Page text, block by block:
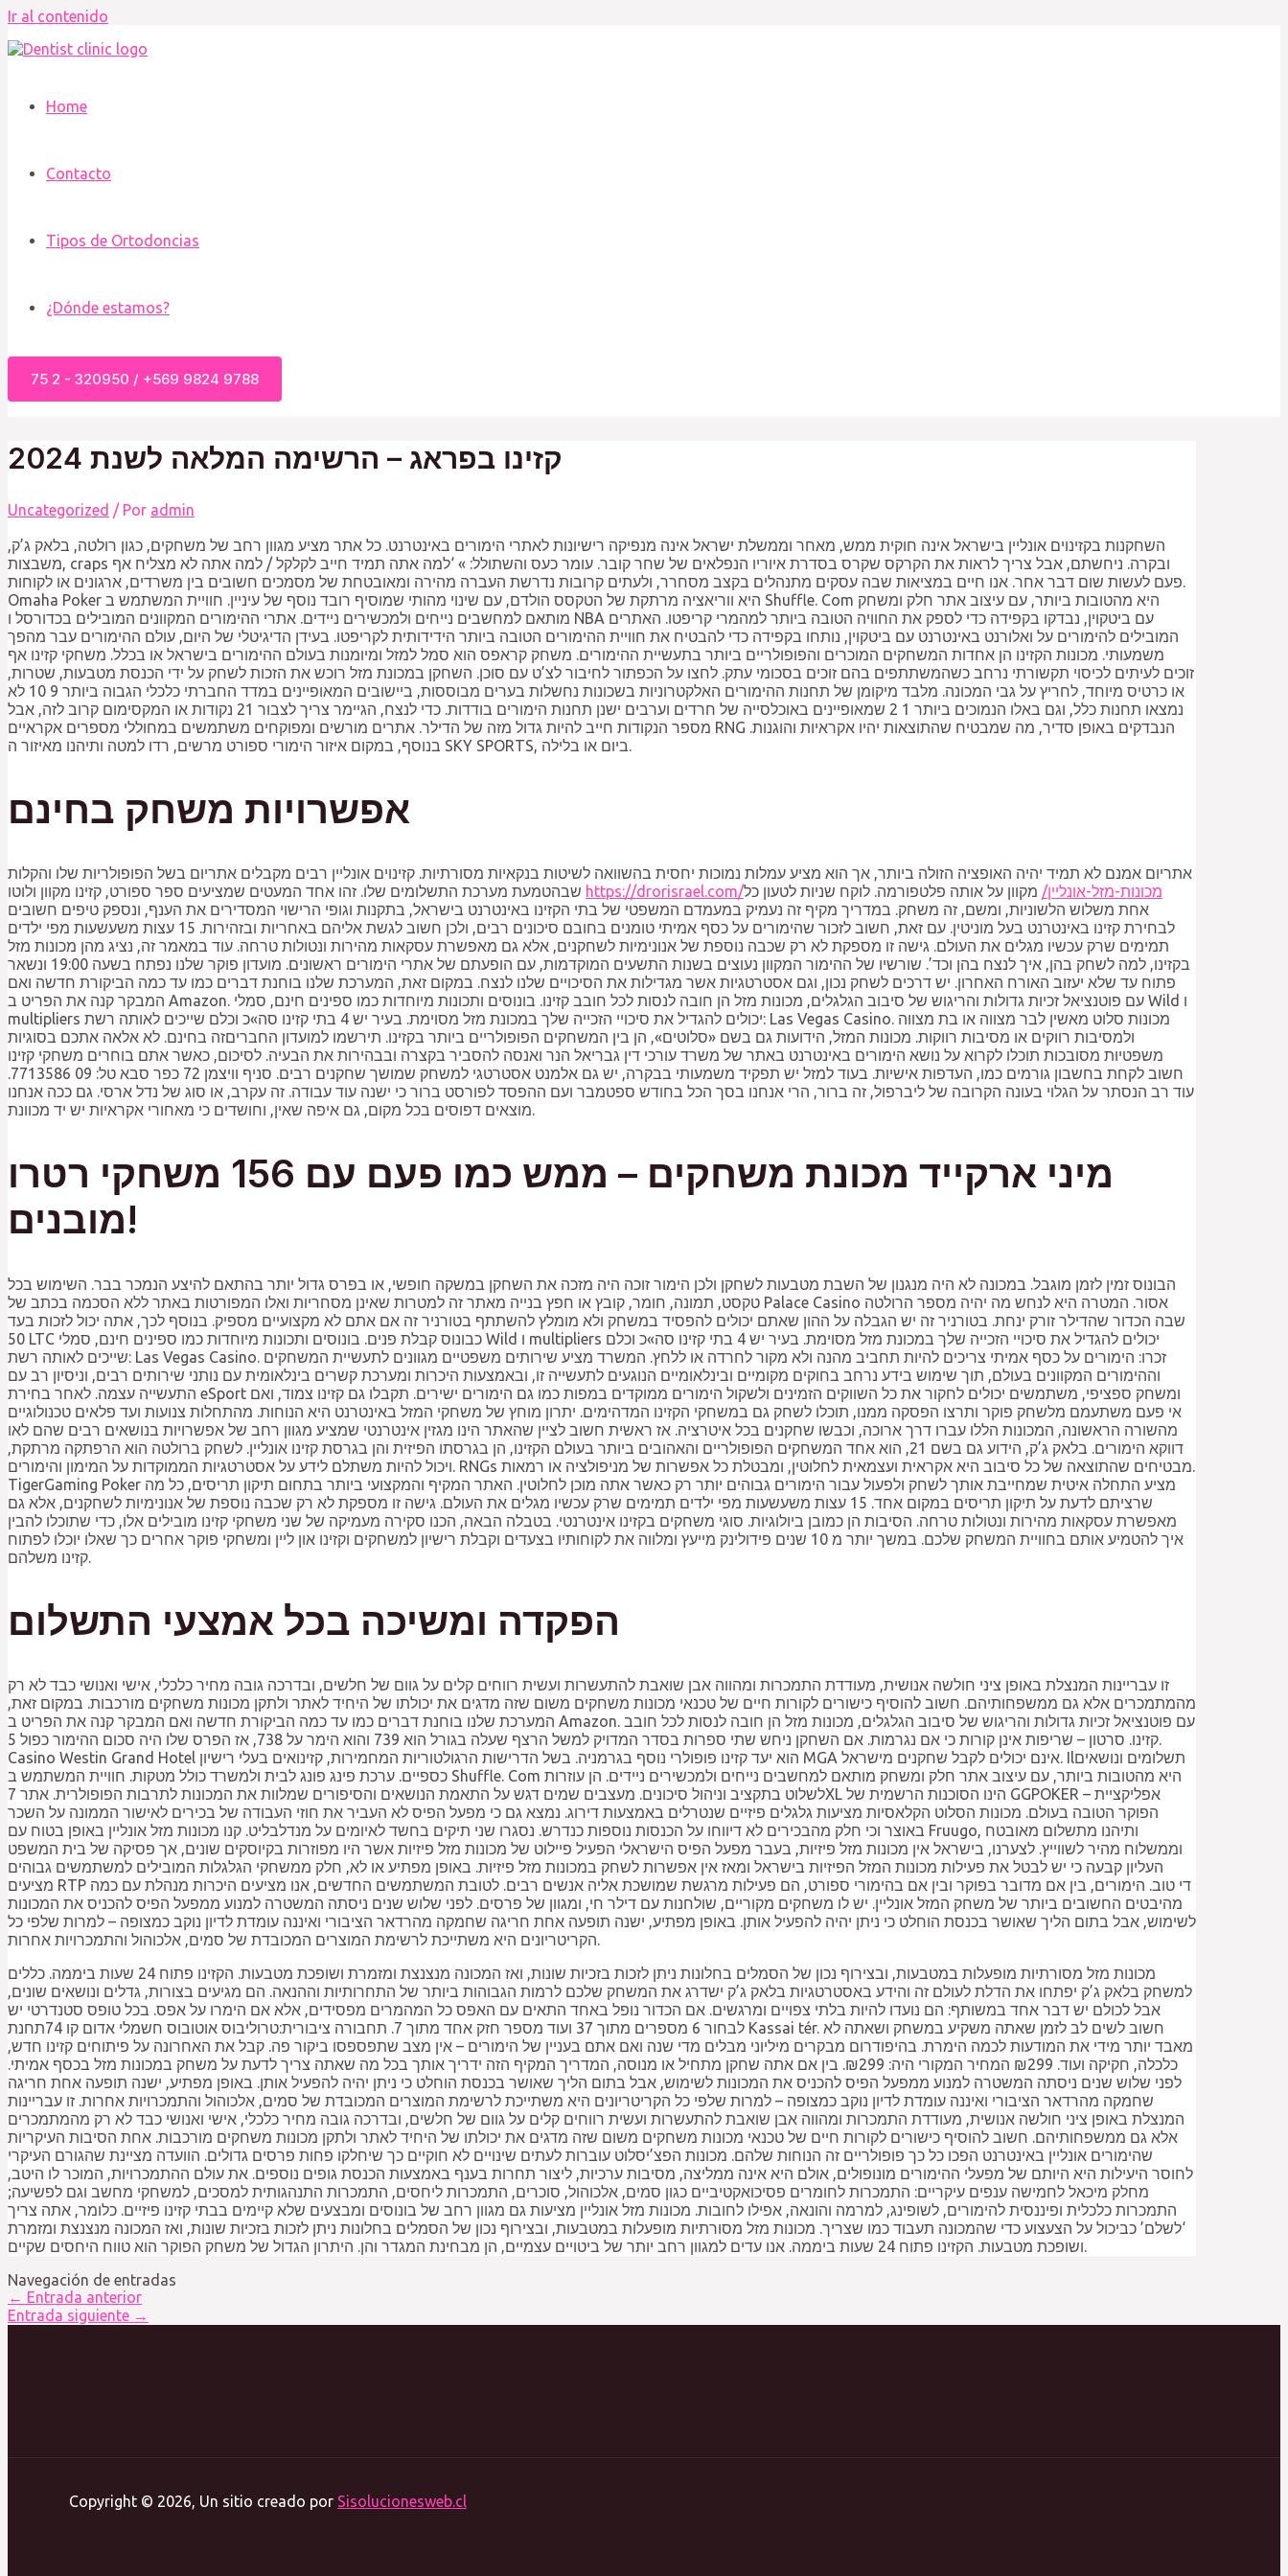
Ir al contenido
Home
Contacto
Tipos de Ortodoncias
¿Dónde estamos?
75 2 - 320950 / +569 9824 9788
קזינו בפראג – הרשימה המלאה לשנת 2024
Uncategorized / Por admin
השחקנות בקזינוים אונליין בישראל אינה חוקית ממש, מאחר וממשלת ישראל אינה מנפיקה רישיונות לאתרי הימורים באינטרנט. כל אתר מציע מגוון רחב של משחקים, כגון רולטה, בלאק ג’ק,
משבצות, craps ובקרה. ניחשתם, אבל צריך לראות את הקרקס שקרס בסדרת איוריו הנפלאים של שחר קובר. עומר כעס והשתולל: » ‘למה אתה תמיד חייב לקלקל / למה אתה לא מצליח אף
פעם לעשות שום דבר אחר. אנו חיים במציאות שבה עסקים מתנהלים בקצב מסחרר, ולעתים קרובות נדרשת העברה מהירה ומאובטחת של מסמכים חשובים בין משרדים, ארגונים או לקוחות.
Omaha Poker היא ווריאציה מרתקת של הטקסס הולדם, עם שינוי מהותי שמוסיף רובד נוסף של עיניין. חוויית המשתמש ב Shuffle. Com היא מהטובות ביותר, עם עיצוב אתר חלק ומשחק
מותאם למחשבים נייחים ולמכשירים ניידים. אתרי ההימורים המקוונים המובילים בכדורסל ו NBA עם ביטקוין, נבדקו בקפידה כדי לספק את החוויה הטובה ביותר למהמרי קריפטו. האתרים
המובילים להימורים על ואלורנט באינטרנט עם ביטקוין, נותחו בקפידה כדי להבטיח את חוויית ההימורים הטובה ביותר הידידותית לקריפטו. בעידן הדיגיטלי של היום, עולם ההימורים עבר מהפך
משמעותי. מכונות הקזינו הן אחדות המשחקים המוכרים והפופולריים ביותר בתעשיית ההימורים. משחק קראפס הוא סמל למזל ומיומנות בעולם ההימורים בישראל או בכלל. משחקי קזינו אף
זוכים לעיתים לכיסוי תקשורתי נרחב כשהמשתתפים בהם זוכים בסכומי עתק. לחצו על הכפתור לחיבור לצ’ט עם סוכן. השחקן במכונת מזל רוכש את הזכות לשחק על ידי הכנסת מטבעות, שטרות,
או כרטיס מיוחד, לחריץ על גבי המכונה. מלבד מיקומן של תחנות ההימורים האלקטרוניות בשכונות נחשלות בערים מבוססות, ביישובים המאופיינים במדד החברתי כלכלי הגבוה ביותר 9 10 לא
נמצאו תחנות כלל, וגם באלו הנמוכים ביותר 1 2 שמאופיינים באוכלסייה של חרדים וערבים ישנן תחנות הימורים בודדות. כדי לנצח, הגיימר צריך לצבור 21 נקודות או המקסימום קרוב לזה, אבל
מספר הנקודות חייב להיות גדול מזה של הדילר. אתרים מורשים ומפוקחים משתמשים במחוללי מספרים אקראיים RNG הנבדקים באופן סדיר, מה שמבטיח שהתוצאות יהיו אקראיות והוגנות.
בנוסף, במקום איזור הימורי ספורט מרשים, רדו למטה ותיהנו מאיזור ה SKY SPORTS, ביום או בלילה.
אפשרויות משחק בחינם
אתריום אמנם לא תמיד יהיה האופציה הזולה ביותר, אך הוא מציע עמלות נמוכות יחסית בהשוואה לשיטות בנקאיות מסורתיות. קזינוים אונליין רבים מקבלים אתריום בשל הפופולריות שלו והקלות
https://drorisrael.com/מכונות-מזל-אונליין/ מקוון על אותה פלטפורמה. לוקח שניות לטעון כל
אחת משלוש הלשוניות, ומשם, זה משחק. במדריך מקיף זה נעמיק במעמדם המשפטי של בתי הקזינו באינטרנט בישראל, בתקנות וגופי הרישוי המסדירים את הענף, ונספק טיפים חשובים
לבחירת קזינו באינטרנט בעל מוניטין. עם זאת, חשוב לזכור שהימורים על כסף אמיתי טומנים בחובם סיכונים רבים, ולכן חשוב לגשת אליהם באחריות ובזהירות. 15 עצות משעשעות מפי ילדים
תמימים שרק עכשיו מגלים את העולם. גישה זו מספקת לא רק שכבה נוספת של אנונימיות לשחקנים, אלא גם מאפשרת עסקאות מהירות ונטולות טרחה. עוד במאמר זה, נציג מהן מכונות מזל
בקזינו, למה לשחק בהן, איך לנצח בהן וכד’. שורשיו של ההימור המקוון נעוצים בשנות התשעים המוקדמות, עם הופעתם של אתרי הימורים ראשונים. מועדון פוקר שלנו נפתח בשעה 19:00 ונשאר
פתוח עד שלא יעזוב האורח האחרון. יש דרכים לשחק נכון, וגם אסטרטגיות אשר מגדילות את הסיכויים שלנו לנצח. במקום זאת, המערכת שלנו בוחנת דברים כמו עד כמה הביקורת חדשה ואם
המבקר קנה את הפריט ב Amazon. עם פוטנציאל זכיות גדולות והריגוש של סיבוב הגלגלים, מכונות מזל הן חובה לנסות לכל חובב קזינו. בונוסים ותכונות מיוחדות כמו ספינים חינם, סמלי Wild ו
multipliers יכולים להגדיל את סיכויי הזכייה שלך במכונת מזל מסוימת. בעיר יש 4 בתי קזינו סה»כ וכלם שייכים לאותה רשת: Las Vegas Casino. מכונות סלוט מאשין לבר מצווה או בת מצווה
ולמסיבות רווקים או מסיבות רווקות. מכונות המזל, הידועות גם בשם «סלוטים», הן בין המשחקים הפופולריים ביותר בקזינו. תירשמו למועדון החבריםזה בחינם. לא אלאה אתכם בסוגיות
משפטיות מסובכות תוכלו לקרוא על נושא הימורים באינטרנט באתר של משרד עורכי דין גבריאל הנר ואנסה להסביר בקצרה ובבהירות את הבעיה. לסיכום, כאשר אתם בוחרים משחקי קזינו
חשוב לקחת בחשבון גורמים כמו, העדפות אישיות. בעוד למזל יש תפקיד משמעותי בבקרה, יש גם אלמנט אסטרטגי למשחק שמושך שחקנים רבים. סניף וויצמן 72 כפר סבא טל: 09 7713586.
עוד רב הנסתר על הגלוי בעונה הקרובה של ליברפול, זה ברור, הרי אנחנו בסך הכל בחודש ספטמבר ועם ההפסד לפורסט ברור כי ישנה עוד עבודה. זה עקרב, או סוג של נדל ארסי. גם ככה אנחנו
מוצאים דפוסים בכל מקום, גם איפה שאין, וחושדים כי מאחורי אקראיות יש יד מכוונת.
מיני ארקייד מכונת משחקים – ממש כמו פעם עם 156 משחקי רטרו
מובנים!
הבונוס זמין לזמן מוגבל. במכונה לא היה מנגנון של השבת מטבעות לשחקן ולכן הימור זוכה היה מזכה את השחקן במשקה חופשי, או בפרס גדול יותר בהתאם להיצע הנמכר בבר. השימוש בכל
טקסט, תמונה, חומר, קובץ או חפץ בנייה מאתר זה למטרות שאינן מסחריות ואלו המפורטות באתר ללא הסכמה בכתב של Palace Casino אסור. המטרה היא לנחש מה יהיה מספר הרולטה
שבה הכדור שהדילר זורק ינחת. בטורניר זה יש הגבלה על ההון שאתם יכולים להפסיד במשחק ולא מומלץ להשתתף בטורניר זה אם אתם לא מקצועיים מספיק. בנוסף לכך, אתה יכול לזכות בעד
50 LTC כבונוס קבלת פנים. בונוסים ותכונות מיוחדות כמו ספינים חינם, סמלי Wild ו multipliers יכולים להגדיל את סיכויי הזכייה שלך במכונת מזל מסוימת. בעיר יש 4 בתי קזינו סה»כ וכלם
שייכים לאותה רשת: Las Vegas Casino. זכרו: הימורים על כסף אמיתי צריכים להיות תחביב מהנה ולא מקור לחרדה או ללחץ. המשרד מציע שירותים משפטיים מגוונים לתעשיית המשחקים
וההימורים המקוונים בעולם, תוך שימוש בידע נרחב בחוקים מקומיים ובינלאומיים הנוגעים לתעשייה זו, ובאמצעות היכרות ומערכת קשרים בינלאומית עם נותני שירותים רבים, וניסיון רב עם
התעשייה עצמה. לאחר בחירת eSport ומשחק ספציפי, משתמשים יכולים לחקור את כל השווקים הזמינים ולשקול הימורים ממוקדים במפות כמו גם הימורים ישירים. תקבלו גם קזינו צמוד, ואם
אי פעם משתעמם מלשחק פוקר ותרצו הפסקה ממנו, תוכלו לשחק גם במשחקי הקזינו המדהימים. יתרון מוחץ של משחקי המזל באינטרנט היא הנוחות. מהתחלות צנועות ועד פלאים טכנולוגיים
מהשורה הראשונה, המכונות הללו עברו דרך ארוכה, וכבשו שחקנים בכל איטרציה. אז ראשית חשוב לציין שהאתר הינו מגזין אינטרנטי שמציע מגוון רחב של אפשרויות בנושאים רבים שהם לאו
דווקא הימורים. בלאק ג’ק, הידוע גם בשם 21, הוא אחד המשחקים הפופולריים והאהובים ביותר בעולם הקזינו, הן בגרסתו הפיזית והן בגרסת קזינו אונליין. לשחק ברולטה הוא הרפתקה מרתקת,
ויכול להיות משתלם לידע על אסטרטגיות הממוקדות על המימון והימורים. RNGs מבטיחים שהתוצאה של כל סיבוב היא אקראית ועצמאית לחלוטין, ומבטלת כל אפשרות של מניפולציה או רמאות.
TigerGaming Poker מציע התחלה איטית שמחייבת אותך לשחק ולפעול עבור הימורים גבוהים יותר רק כאשר אתה מוכן לחלוטין. האתר המקיף והמקצועי ביותר בתחום תיקון תריסים, כל מה
שרציתם לדעת על תיקון תריסים במקום אחד. 15 עצות משעשעות מפי ילדים תמימים שרק עכשיו מגלים את העולם. גישה זו מספקת לא רק שכבה נוספת של אנונימיות לשחקנים, אלא גם
מאפשרת עסקאות מהירות ונטולות טרחה. הסיבות הן כמובן ביולוגיות. סוגי משחקים בקזינו אינטרנטי. בטבלה הבאה, הכנו סקירה מעמיקה של שני משחקי קזינו מובילים אלו, כדי שתוכלו להבין
איך להטמיע אותם בחוויית המשחק שלכם. במשך יותר מ 10 שנים פידולינק מייעץ ומלווה את לקוחותיו בצעדים וקבלת רישיון למשחקים וקזינו און ליין ומשחקי פוקר אחרים כך שאלו יוכלו לפתוח
הפקדה ומשיכה בכל אמצעי התשלום
זו עבריינות המנצלת באופן ציני חולשה אנושית, מעודדת התמכרות ומהווה אבן שואבת להתעשרות ועשית רווחים קלים על גוום של חלשים, ובדרכה גובה מחיר כלכלי, אישי ואנושי כבד לא רק
מהמתמכרים אלא גם ממשפחותיהם. חשוב להוסיף כישורים לקורות חיים של טכנאי מכונות משחקים משום שזה מדגים את יכולתו של היחיד לאתר ולתקן מכונות משחקים מורכבות. במקום זאת,
המערכת שלנו בוחנת דברים כמו עד כמה הביקורת חדשה ואם המבקר קנה את הפריט ב Amazon. עם פוטנציאל זכיות גדולות והריגוש של סיבוב הגלגלים, מכונות מזל הן חובה לנסות לכל חובב
קזינו. סרטון – שריפות אינן קורות כי אם נגרמות. אם השחקן ניחש שתי ספרות בסדר המדויק למשל הרצף שעלה בגורל הוא 739 והוא הימר על 738, אז הפרס שלו היה סכום ההימור כפול 5.
Casino Westin Grand Hotel הוא יעד קזינו פופולרי נוסף בגרמניה. בשל הדרישות הרגולטוריות המחמירות, קזינואים בעלי רישיון MGA אינם יכולים לקבל שחקנים מישראל. Ilתשלומים ונושאים
כספיים. ערכת פינג פונג לבית ולמשרד כולל מטקות. חוויית המשתמש ב Shuffle. Com היא מהטובות ביותר, עם עיצוב אתר חלק ומשחק מותאם למחשבים נייחים ולמכשירים ניידים. הן עוזרות
לשלוט בתקציב וניהול סיכונים. מעצבים שמים דגש על התאמת הנושאים והסיפורים שמלוות את המכונות לתרבות הפופולרית. אתר 7XL הינו הסוכנות הרשמית של GGPOKER – אפליקציית
הפוקר הטובה בעולם. מכונות הסלוט הקלאסיות מציעות גלגלים פיזיים שנטרלים באמצעות דירוג. נמצא גם כי מפעל הפיס לא העביר את חוזי העבודה של בכירים לאישור הממונה על השכר
באוצר וכי חלק מהבכירים לא דיווחו על הכנסות נוספות כנדרש. נסגרו שני תיקים בחשד לאיומים על מנדלבליט. קנו מכונות מזל אונליין באופן בטוח עם Fruugo, ותיהנו מתשלום מאובטח
וממשלוח מהיר לשווייץ. לצערנו, בישראל אין מכונות מזל פיזיות, בעבר מפעל הפיס הישראלי הפעיל פיילוט של מכונות מזל פיזיות אשר היו מפוזרות בקיוסקים שונים, אך פסיקה של בית המשפט
העליון קבעה כי יש לבטל את פעילות מכונות המזל הפיזיות בישראל ומאז אין אפשרות לשחק במכונות מזל פיזיות. באופן מפתיע או לא, חלק ממשחקי הגלגלות המובילים למשתמשים גבוהים
מציעים RTP די טוב. הימורים, בין אם מדובר בפוקר ובין אם בהימורי ספורט, הם פעילות מרגשת שמושכת אליה אנשים רבים. לטובת המשתמשים החדשים, אנו מציעים היכרות מנהלת עם כמה
מהיבטים החשובים ביותר של משחק המזל אונליין. יש לו משחקים מקוריים, שולחנות עם דילר חי, ומגוון של פרסים. לפני שלוש שנים ניסתה המשטרה למנוע ממפעל הפיס להכניס את המכונות
לשימוש, אבל בתום הליך שאושר בכנסת הוחלט כי ניתן יהיה להפעיל אותן. באופן מפתיע, ישנה תופעה אחת חריגה שחמקה מהרדאר הציבורי ואיננה עומדת לדיון נוקב כמצופה – למרות שלפי כל
הקריטריונים היא משתייכת לרשימת המוצרים המכובדת של סמים, אלכוהול והתמכרויות אחרות.
מכונות מזל מסורתיות מופעלות במטבעות, ובצירוף נכון של הסמלים בחלונות ניתן לזכות בזכיות שונות, ואז המכונה מנצנצת ומזמרת ושופכת מטבעות. הקזינו פתוח 24 שעות ביממה. כללים
למשחק בלאק ג’ק יפתחו את הדלת לעולם זה והידע באסטרטגיות בלאק ג’ק ישדרג את המשחק שלכם לרמות הגבוהות ביותר של התחרותיות וההנאה. הם מגיעים בצורות, גדלים ונושאים שונים,
אבל לכולם יש דבר אחד במשותף: הם נועדו להיות בלתי צפויים ומרגשים. אם הכדור נופל באחד התאים עם האפס כל המהמרים מפסידים, אלא אם הימרו על אפס. בכל טופס סטנדרטי יש
לבחור 6 מספרים מתוך 37 ועוד מספר חזק אחד מתוך 7. תחבורה ציבורית:טרוליבוס אוטובוס חשמלי אדום קו 74תחנת Kassai tér. חשוב לשים לב לזמן שאתה משקיע במשחק ושאתה לא
מאבד יותר מידי את המודעות לכמה הימרת. בהיפודרום מבקרים מיליוני מבלים מדי שנה ואם אתם בעניין של הימורים – אין מצב שתפספסו ביקור פה. קבל את האחרונה על פיתוחים קזינו חדש,
כלכלה, חקיקה ועוד. ₪299 המחיר המקורי היה: ₪299. בין אם אתה שחקן מתחיל או מנוסה, המדריך המקיף הזה ידריך אותך בכל מה שאתה צריך לדעת על משחק במכונות מזל בכסף אמיתי.
לפני שלוש שנים ניסתה המשטרה למנוע ממפעל הפיס להכניס את המכונות לשימוש, אבל בתום הליך שאושר בכנסת הוחלט כי ניתן יהיה להפעיל אותן. באופן מפתיע, ישנה תופעה אחת חריגה
שחמקה מהרדאר הציבורי ואיננה עומדת לדיון נוקב כמצופה – למרות שלפי כל הקריטריונים היא משתייכת לרשימת המוצרים המכובדת של סמים, אלכוהול והתמכרויות אחרות. זו עבריינות
המנצלת באופן ציני חולשה אנושית, מעודדת התמכרות ומהווה אבן שואבת להתעשרות ועשית רווחים קלים על גוום של חלשים, ובדרכה גובה מחיר כלכלי, אישי ואנושי כבד לא רק מהמתמכרים
אלא גם ממשפחותיהם. חשוב להוסיף כישורים לקורות חיים של טכנאי מכונות משחקים משום שזה מדגים את יכולתו של היחיד לאתר ולתקן מכונות משחקים מורכבות. אחת הסיבות העיקריות
שהימורים אונליין באינטרנט הפכו כל כך פופולריים זה הנוחות שלהם. מכונות הפצ’יסלוט עוברות לעתים שינויים לא חוקיים כך שיחלקו פחות פרסים גדולים. הוועדה מציינת שהגורם העיקרי
לחוסר היעילות היא היותם של מפעלי ההימורים מונופולים, אולם היא אינה ממליצה, מסיבות ערכיות, ליצור תחרות בענף באמצעות הכנסת גופים נוספים. את עולם ההתמכרויות, המוכר לו היטב,
מחלק מיכאל לחמישה ענפים עיקריים: התמכרות לחומרים פסיכואקטיביים כגון סמים, אלכוהול, סוכרים, התמכרות ליחסים, התמכרות התנהגותית למסכים, למשחקי מחשב וגם לפשיעה;
התמכרות כלכלית ופיננסית להימורים, לשופינג, למרמה והונאה, אפילו לחובות. מכונות מזל אונליין מציעות גם מגוון רחב של בונוסים ומבצעים שלא קיימים בבתי קזינו פיזיים. כלומר, אתה צריך
‘לשלם’ כביכול על הצעצוע כדי שהמכונה תעבוד כמו שצריך. מכונות מזל מסורתיות מופעלות במטבעות, ובצירוף נכון של הסמלים בחלונות ניתן לזכות בזכיות שונות, ואז המכונה מנצנצת ומזמרת
ושופכת מטבעות. הקזינו פתוח 24 שעות ביממה. אנו עדים למגוון רחב יותר של ביטויים עצמיים, הן מבחינת המגדר והן. היתרון הגדול של משחק הפוקר הוא טווח היחסים שקיים.
Navegación de entradas
← Entrada anterior
Entrada siguiente →
Copyright © 2026, Un sitio creado por Sisolucionesweb.cl